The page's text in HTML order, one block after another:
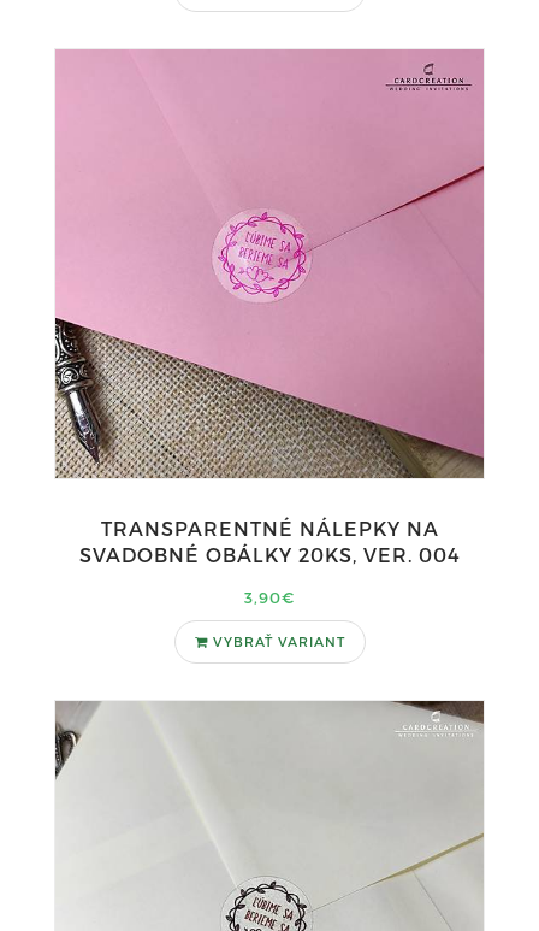
TRANSPARENTNÉ NÁLEPKY NA
SVADOBNÉ OBÁLKY 20KS, VER. 004
3,90€
VYBRAŤ VARIANT